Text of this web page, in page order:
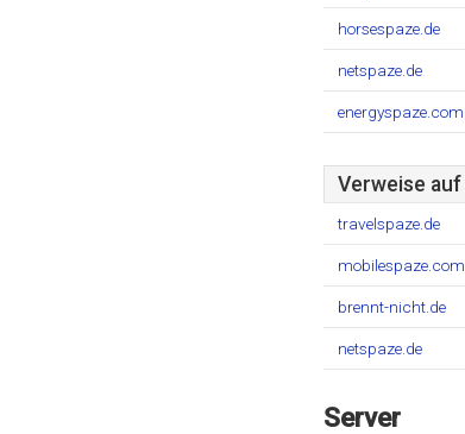
horsespaze.de
netspaze.de
energyspaze.com
Verweise auf
travelspaze.de
mobilespaze.com
brennt-nicht.de
netspaze.de
Server